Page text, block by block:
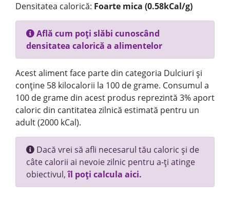
Densitatea calorică: Foarte mica (0.58kCal/g)
Află cum poți slăbi cunoscând
densitatea calorică a alimentelor
Acest aliment face parte din categoria Dulciuri și
conține 58 kilocalorii la 100 de grame. Consumul a
100 de grame din acest produs reprezintă 3% aport
caloric din cantitatea zilnică estimată pentru un
adult (2000 kCal).
Dacă vrei să afli necesarul tău caloric și de
câte calorii ai nevoie zilnic pentru a-ți atinge
obiectivul,îl poți calcula aici.